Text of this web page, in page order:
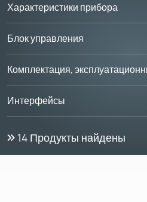
Характеристики прибора
Блок управления
Комплектация,
Интерфейсы
14 Продукты найдены